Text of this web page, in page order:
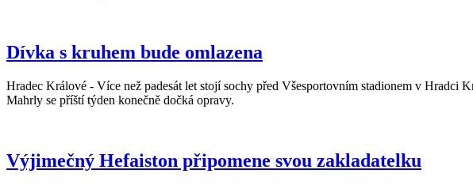
Dívka s kruhem bude omlazena
Hradec Králové - Více než padesát let stojí sochy před Všesportovním stadionem v Hradci
Mahrly se příští týden konečně dočká opravy.
Výjimečný Hefaiston připomene svou zakladatelku